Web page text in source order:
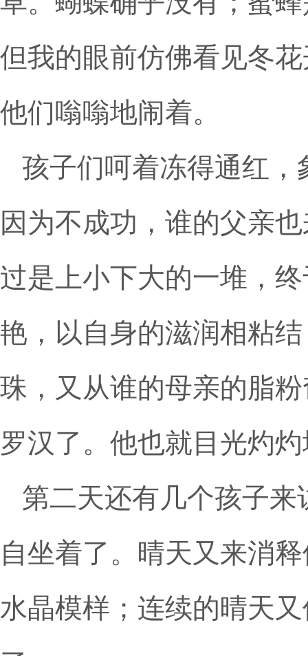
但我的眼前仿佛看见冬
他们嗡嗡地闹着。
孩子们呵着冻得通红
因为不成功，谁的父亲
过是上小下大的一堆，
艳，以自身的滋润相粘
珠，又从谁的母亲的脂
罗汉了。他也就目光灼
第二天还有几个孩子
自坐着了。晴天又来消
水晶模样；连续的晴天